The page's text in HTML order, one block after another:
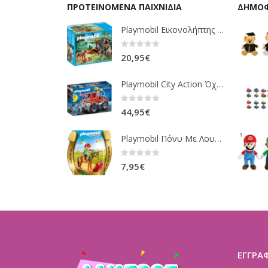
ΠΡΟΤΕΙΝΌΜΕΝΑ ΠΑΙΧΝΊΔΙΑ
Playmobil Εικονολήπτης Και Οικογένεια Από Λύγκες 5561
20,95€
Playmobil City Action Όχημα Πυροσβεστικής Με Τροχαλία Ρυμούλκησης 9466
44,95€
Playmobil Πόνυ Με Λουλουδάκια Και Κοριτσάκι 6968
7,95€